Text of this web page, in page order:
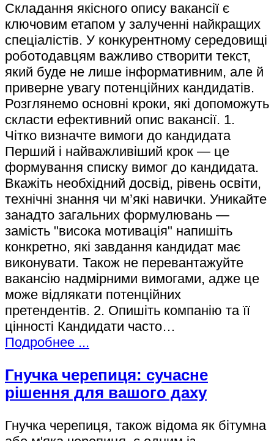
Складання якісного опису вакансії є
ключовим етапом у залученні найкращих
спеціалістів. У конкурентному середовищі
роботодавцям важливо створити текст,
який буде не лише інформативним, але й
приверне увагу потенційних кандидатів.
Розглянемо основні кроки, які допоможуть
скласти ефективний опис вакансії. 1.
Чітко визначте вимоги до кандидата
Перший і найважливіший крок — це
формування списку вимог до кандидата.
Вкажіть необхідний досвід, рівень освіти,
технічні знання чи м’які навички. Уникайте
занадто загальних формулювань —
замість "висока мотивація" напишіть
конкретно, які завдання кандидат має
виконувати. Також не перевантажуйте
вакансію надмірними вимогами, адже це
може відлякати потенційних
претендентів. 2. Опишіть компанію та її
цінності Кандидати часто…
Подробнее ...
Гнучка черепиця: сучасне
рішення для вашого даху
Гнучка черепиця, також відома як бітумна